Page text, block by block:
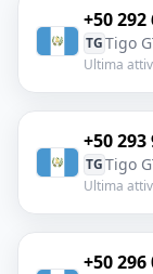
+50 292
TGTigo
Ultima
+50 293
TGTigo
Ultima
+50 296